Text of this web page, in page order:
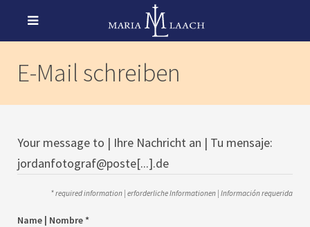
E-Mail schreiben
Your message to | Ihre Nachricht an | Tu mensaje:
jordanfotograf@poste[...].de
* required information | erforderliche Informationen | Información requerida
Name | Nombre *